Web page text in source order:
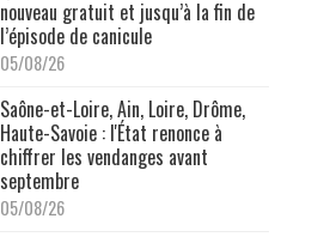
nouveau gratuit et jusqu’à la fin de
l’épisode de canicule
05/08/26
Saône-et-Loire, Ain, Loire, Drôme,
Haute-Savoie : l'État renonce à
chiffrer les vendanges avant
septembre
05/08/26